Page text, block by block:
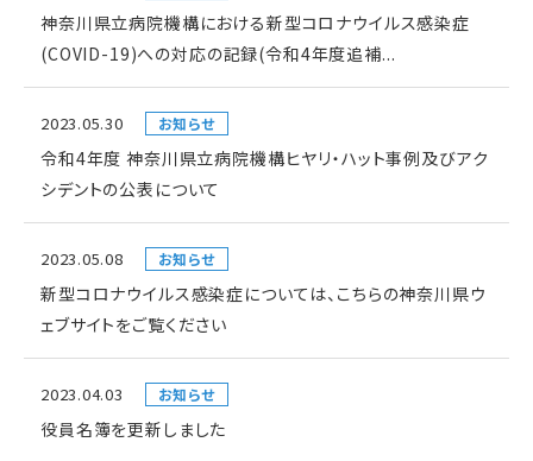
神奈川県立病院機構における新型コロナウイルス感染症
(COVID-19)への対応の記録(令和4年度追補...
2023.05.30 お知らせ
令和4年度 神奈川県立病院機構ヒヤリ・ハット事例及びアク
シデントの公表について
2023.05.08 お知らせ
新型コロナウイルス感染症については、こちらの神奈川県ウ
ェブサイトをご覧ください
2023.04.03 お知らせ
役員名簿を更新しました